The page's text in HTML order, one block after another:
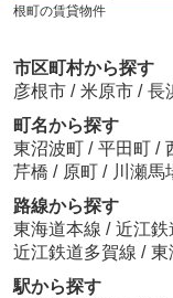
根町の賃貸物件
市区町村から探す
彦根市 / 米原市 / 長
町名から探す
東沼波町 / 平田町 /
芹橋 / 原町 / 川瀬馬
路線から探す
東海道本線 / 近江鉄
近江鉄道多賀線 / 東
駅から探す